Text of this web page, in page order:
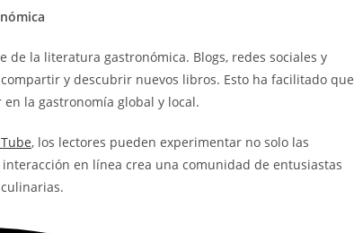
la literatura gastronómica. Blogs, redes sociales y
y descubrir nuevos libros. Esto ha facilitado que
la gastronomía global y local.
, los lectores pueden experimentar no solo las
en línea crea una comunidad de entusiastas